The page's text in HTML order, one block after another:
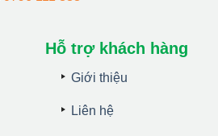
Hỗ trợ khách hàng
Giới thiệu
Liên hệ